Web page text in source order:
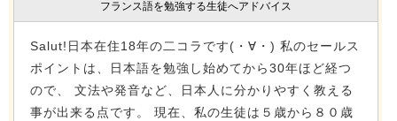
フランス語を勉強する生徒へアドバイス
Salut!日本在住18年の二コラです(・∀・) 私のセールス
ポイントは、日本語を勉強し始めてから30年ほど経つ
ので、 文法や発音など、日本人に分かりやすく教える
事が出来る点です。 現在、私の生徒は５歳から８０歳